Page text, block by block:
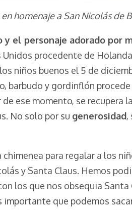
en homenaje a San Nicolás de
el personaje adorado por
procedente de
niños buenos el 5 de
barbudo y gordinflón
de ese momento, se recupera
No solo por su generosidad,
chimenea para regalar a los
y Santa Claus. Hemos
los que nos obsequia
que podemos